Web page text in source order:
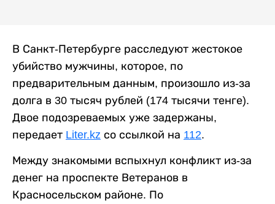
В Санкт-Петербурге расследуют жестокое
убийство мужчины, которое, по
предварительным данным, произошло из-за
долга в 30 тысяч рублей (174 тысячи тенге).
Двое подозреваемых уже задержаны,
передает Liter.kz со ссылкой на 112.
Между знакомыми вспыхнул конфликт из-за
денег на проспекте Ветеранов в
Красносельском районе. По